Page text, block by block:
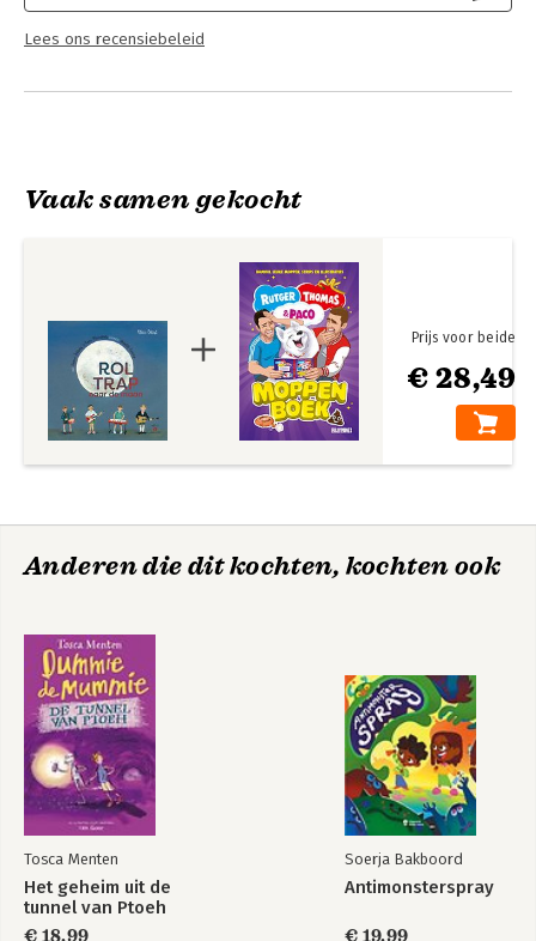
Lees ons recensiebeleid
Vaak samen gekocht
€ 28,49
Prijs voor beide
Anderen die dit kochten, kochten ook
Tosca Menten
Het geheim uit de
tunnel van Ptoeh
€ 18,99
Soerja Bakboord
Antimonsterspray
€ 19,99